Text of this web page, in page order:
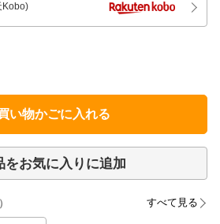
Kobo)
い物かごに入れる
をお気に入りに追加
すべて見る